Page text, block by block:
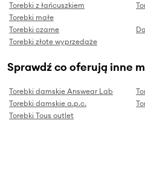
Torebki z łańcuszkiem
Torebki małe
Torebki czarne
Torebki złote wyprzedaże
Sprawdź co oferują inne
Torebki damskie Answear Lab
Torebki damskie a.p.c.
Torebki Tous outlet